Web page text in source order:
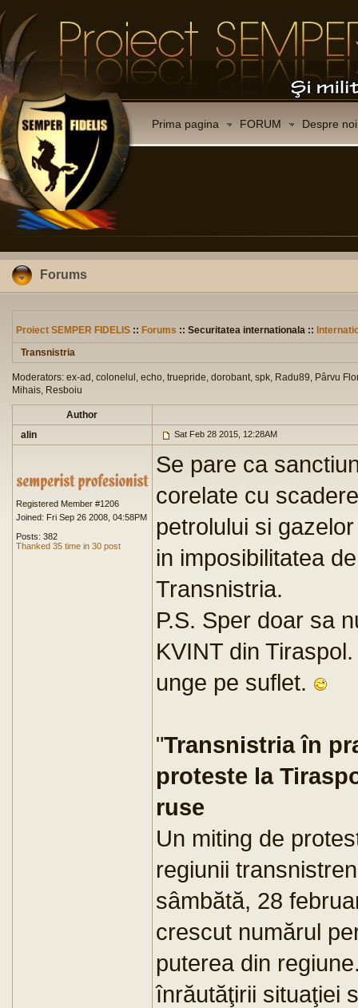
Prima pagina FORUM Despre noi
Forums
Proiect SEMPER FIDELIS :: Forums :: Securitatea internationala ::
Transnistria
Moderators: ex-ad, colonelul, echo, truepride, dorobant, spk, Radu89, Pârvu
Mihais, Resboiu
Author
alin
Sat Feb 28 2015, 12:28AM
Registered Member #1206
Joined: Fri Sep 26 2008, 04:58PM
Posts: 382
Thanked 35 time in 30 post
Se pare ca
corelate cu
petrolului si
in imposibilitatea
Transnistria.
P.S. Sper doar sa
KVINT din
unge pe suflet.
"Transnistria în
proteste la
ruse
Un miting de
regiunii
sâmbătă, 28
crescut numărul
puterea din
înrăutăţirii situaţiei